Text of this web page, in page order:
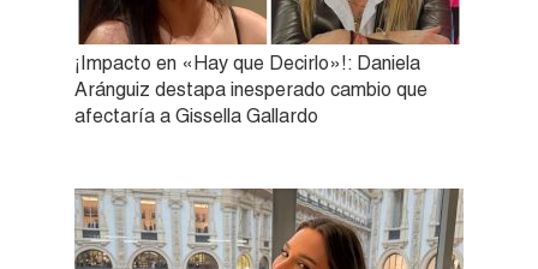
¡Impacto en «Hay que Decirlo»!: Daniela
Aránguiz destapa inesperado cambio que
afectaría a Gissella Gallardo